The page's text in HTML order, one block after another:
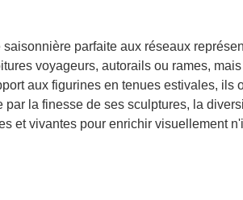
parfaite aux réseaux
voyageurs, autorails ou rames,
aux figurines en tenues estivales, ils
la finesse de ses sculptures, la
et vivantes pour enrichir visuellement